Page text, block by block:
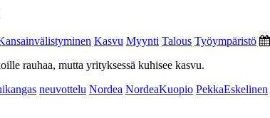
Kasvu Myynti Talous Työympäristö
rauhaa, mutta yrityksessä kuhisee kasvu.
neuvottelu Nordea NordeaKuopio PekkaEskelinen